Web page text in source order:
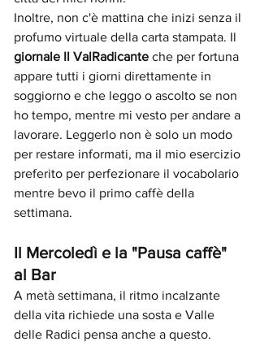
Inoltre, non c'è mattina che inizi senza il
profumo virtuale della carta stampata. Il
giornale Il ValRadicante che per fortuna
appare tutti i giorni direttamente in
soggiorno e che leggo o ascolto se non
ho tempo, mentre mi vesto per andare a
lavorare. Leggerlo non è solo un modo
per restare informati, ma il mio esercizio
preferito per perfezionare il vocabolario
mentre bevo il primo caffè della
settimana.
Il Mercoledì e la "Pausa caffè"
al Bar
A metà settimana, il ritmo incalzante
della vita richiede una sosta e Valle
delle Radici pensa anche a questo.